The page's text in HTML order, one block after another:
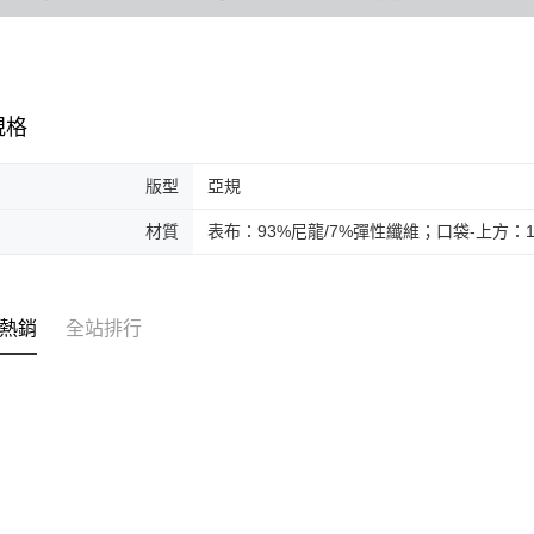
格
版型 亞規
材質 表布：93%尼龍/7%彈性纖維；口袋-上方：
銷 全站排行